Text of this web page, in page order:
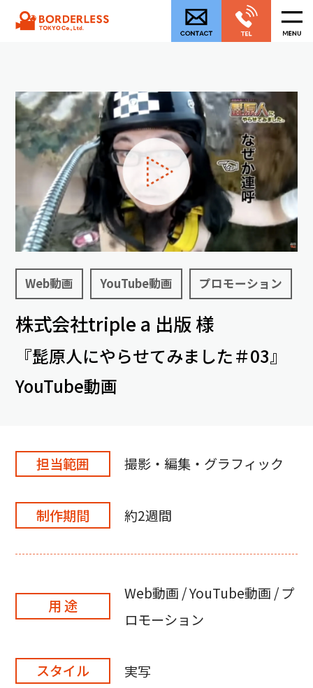
Web動画 YouTube動画 プロモーション
株式会社triple a 出版 様
『髭原人にやらせてみました＃03』
YouTube動画
担当範囲 撮影・編集・グラフィック
制作期間 約2週間
用 途
Web動画 / YouTube動画 / プ
ロモーション
スタイル 実写